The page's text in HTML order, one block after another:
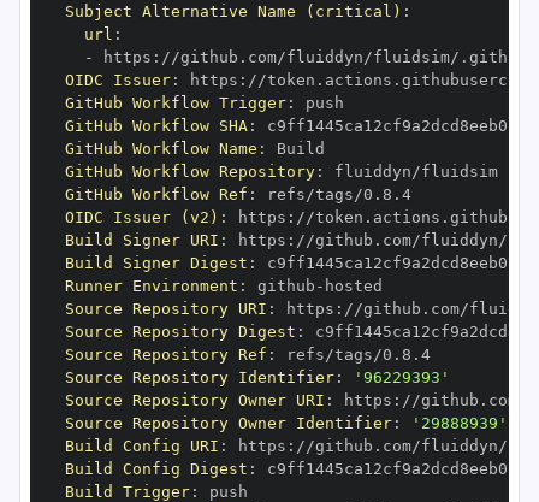
Subject Alternative Name (critical) :
url :
-
https :
OIDC Issuer: https :
GitHub Workflow Trigger:
GitHub Workflow SHA:
GitHub Workflow Name :
GitHub Workflow Repository:
fluiddyn/fluidsim
GitHub Workflow Ref :
refs/tags/0.8.4
OIDC Issuer (v2) : https :
Build Signer URI : https :
Build Signer Digest :
Runner Environment : github -
Source Repository URI : https :
Source Repository Digest :
Source Repository Ref :
refs/tags/0.8.4
Source Repository Identifier:
'96229393'
Source Repository Owner URI : https :
Source Repository Owner Identifier:
'29888939'
Build Config URI : https :
Build Config Digest :
Build Trigger: